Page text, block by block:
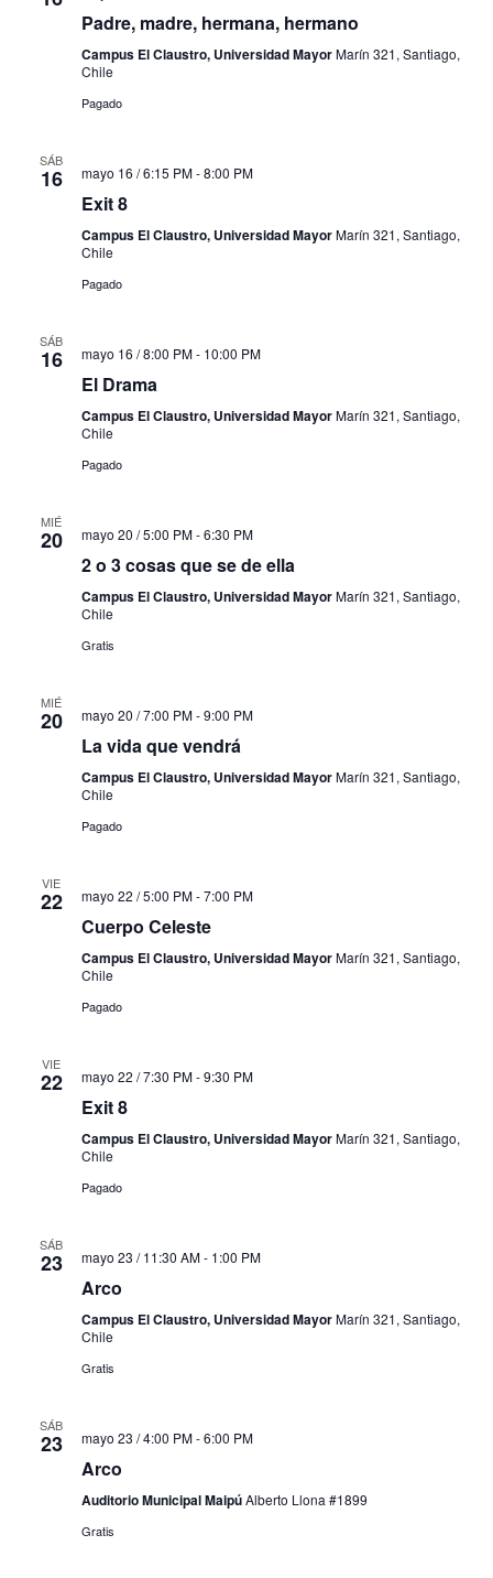
Padre, madre, hermana, hermano
Campus El Claustro, Universidad MayorMarín 321, Santiago,
Chile
Pagado
SÁB
16 mayo 16 / 6:15 PM-8:00 PM
Exit 8
Campus El Claustro, Universidad MayorMarín 321, Santiago,
Chile
Pagado
SÁB
16 mayo 16 / 8:00 PM- 10:00 PM
El Drama
Campus El Claustro, Universidad MayorMarín 321, Santiago,
Chile
Pagado
MIÉ
20 mayo 20 / 5:00 PM-6:30 PM
2 o 3 cosas que se de ella
Campus El Claustro, Universidad MayorMarín 321, Santiago,
Chile
Gratis
MIÉ
20 mayo 20 / 7:00 PM-9:00 PM
La vida que vendrá
Campus El Claustro, Universidad MayorMarín 321, Santiago,
Chile
Pagado
VIE
22 mayo 22 / 5:00 PM-7:00 PM
Cuerpo Celeste
Campus El Claustro, Universidad MayorMarín 321, Santiago,
Chile
Pagado
VIE
22 mayo 22 / 7:30 PM-9:30 PM
Exit 8
Campus El Claustro, Universidad MayorMarín 321, Santiago,
Chile
Pagado
SÁB
23 mayo 23 / 11:30 AM- 1:00 PM
Arco
Campus El Claustro, Universidad MayorMarín 321, Santiago,
Chile
Gratis
SÁB
23 mayo 23 / 4:00 PM-6:00 PM
Arco
Auditorio Municipal MaipúAlberto Llona #1899
Gratis